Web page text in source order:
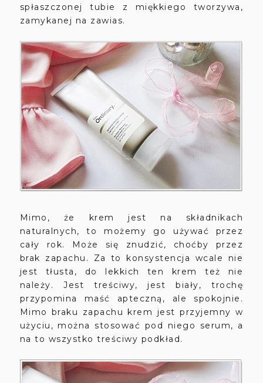
spłaszczonej tubie z miękkiego tworzywa,
zamykanej na zawias.
Mimo, że krem jest na składnikach
naturalnych, to możemy go używać przez
cały rok. Może się znudzić, choćby przez
brak zapachu. Za to konsystencja wcale nie
jest tłusta, do lekkich ten krem też nie
należy. Jest treściwy, jest biały, trochę
przypomina maść apteczną, ale spokojnie.
Mimo braku zapachu krem jest przyjemny w
użyciu, można stosować pod niego serum, a
na to wszystko treściwy podkład.